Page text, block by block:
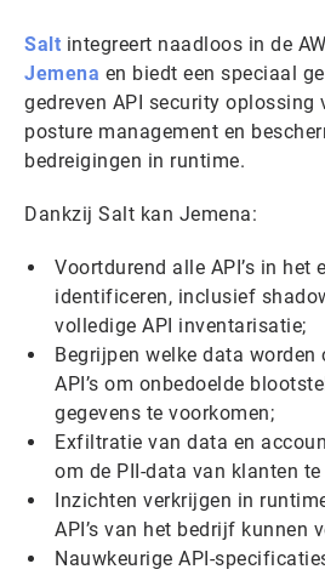
Salt integreert naadloos in de
Jemena en biedt een speciaal
gedreven API security oplossing
posture management en
bedreigingen in runtime.
Dankzij Salt kan Jemena:
Voortdurend alle API’s in het
identificeren, inclusief
volledige API inventarisatie;
Begrijpen welke data worden
API’s om onbedoelde
gegevens te voorkomen;
Exfiltratie van data en
om de PII-data van klanten te
Inzichten verkrijgen in
API’s van het bedrijf kunnen
Nauwkeurige API-